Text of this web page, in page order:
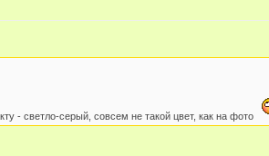
- светло-серый, совсем не такой цвет, как на фото